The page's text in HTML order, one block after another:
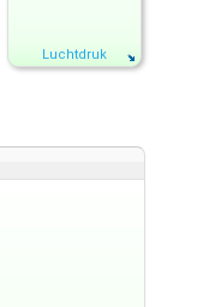
Luchtdruk